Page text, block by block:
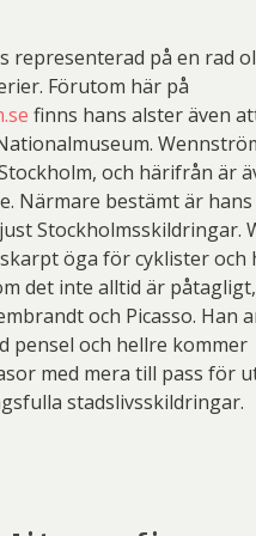
representerad på en rad
Förutom här på
finns hans alster även
och härifrån är
Närmare bestämt är
Stockholmsskildringar.
öga för cyklister och
det inte alltid är
och Picasso. Han
pensel och hellre kommer
med mera till pass för
stadslivsskildringar.